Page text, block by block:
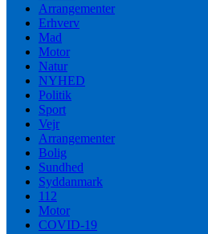
Arrangementer
Erhverv
Mad
Motor
Natur
NYHED
Politik
Sport
Vejr
Arrangementer
Bolig
Sundhed
Syddanmark
112
Motor
COVID-19